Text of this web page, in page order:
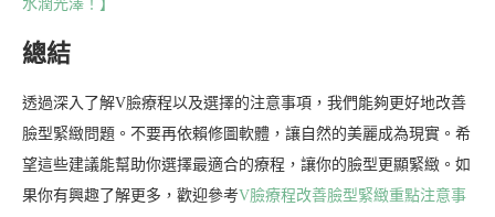
水潤光澤！】
總結
透過深入了解V臉療程以及選擇的注意事項，我們能夠更好地改善
臉型緊緻問題。不要再依賴修圖軟體，讓自然的美麗成為現實。希
望這些建議能幫助你選擇最適合的療程，讓你的臉型更顯緊緻。如
果你有興趣了解更多，歡迎參考V臉療程改善臉型緊緻重點注意事